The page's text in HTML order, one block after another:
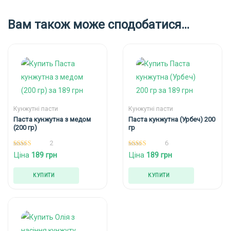
Вам також може сподобатися…
Кунжутні пасти
Паста кунжутна з медом
(200 гр)
5.00
out of 5
2
Ціна 189 грн
КУПИТИ
Кунжутні пасти
Паста кунжутна (Урбеч) 200
гр
5.00
out of 5
6
Ціна 189 грн
КУПИТИ